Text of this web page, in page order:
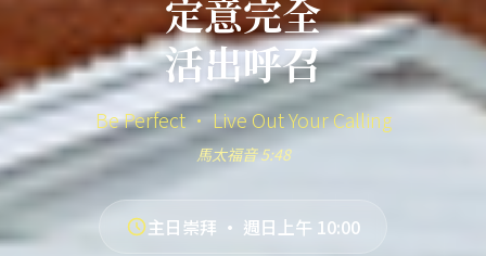
定意完全
活出呼召
Be Perfect · Live Out Your Calling
馬太福音 5:48
主日崇拜 · 週日上午 10:00